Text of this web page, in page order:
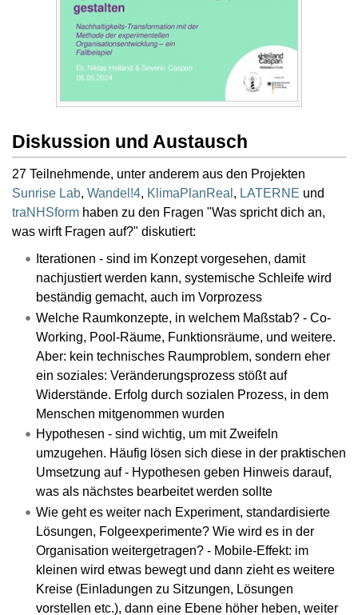
Diskussion und Austausch
27 Teilnehmende, unter anderem aus den Projekten
Sunrise Lab, Wandel!4, KlimaPlanReal , LATERNE und
traNHSform haben zu den Fragen "Was spricht dich an,
was wirft Fragen auf?" diskutiert:
Iterationen - sind im Konzept vorgesehen, damit
nachjustiert werden kann, systemische Schleife wird
beständig gemacht, auch im Vorprozess
Welche Raumkonzepte, in welchem Maßstab? - Co-
Working, Pool-Räume, Funktionsräume, und weitere.
Aber: kein technisches Raumproblem, sondern eher
ein soziales: Veränderungsprozess stößt auf
Widerstände. Erfolg durch sozialen Prozess, in dem
Menschen mitgenommen wurden
Hypothesen - sind wichtig, um mit Zweifeln
umzugehen. Häufig lösen sich diese in der praktischen
Umsetzung auf - Hypothesen geben Hinweis darauf,
was als nächstes bearbeitet werden sollte
Wie geht es weiter nach Experiment, standardisierte
Lösungen, Folgeexperimente? Wie wird es in der
Organisation weitergetragen? - Mobile-Effekt: im
kleinen wird etwas bewegt und dann zieht es weitere
Kreise (Einladungen zu Sitzungen, Lösungen
vorstellen etc.), dann eine Ebene höher heben, weiter